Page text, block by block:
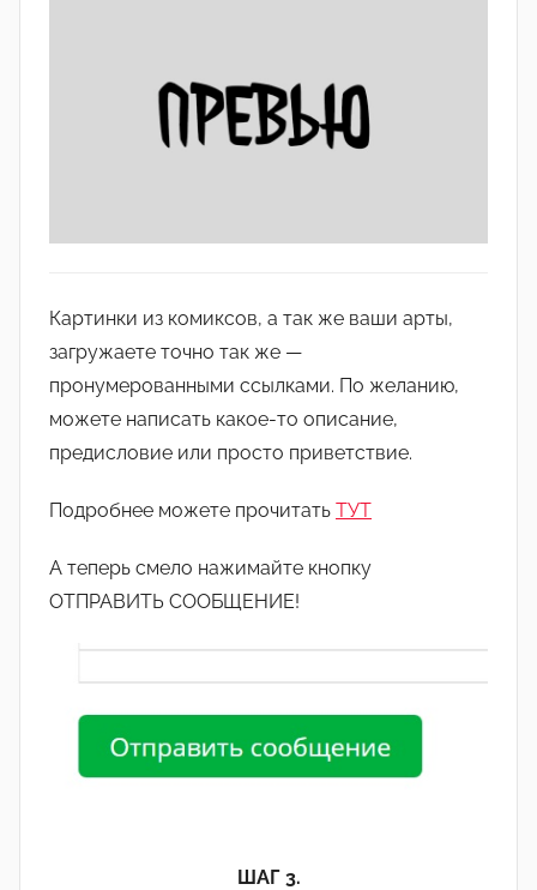
Картинки из комиксов, а так же ваши арты,
загружаете точно так же —
пронумерованными ссылками. По желанию,
можете написать какое-то описание,
предисловие или просто приветствие.
Подробнее можете прочитать ТУТ
А теперь смело нажимайте кнопку
ОТПРАВИТЬ СООБЩЕНИЕ!
ШАГ 3.